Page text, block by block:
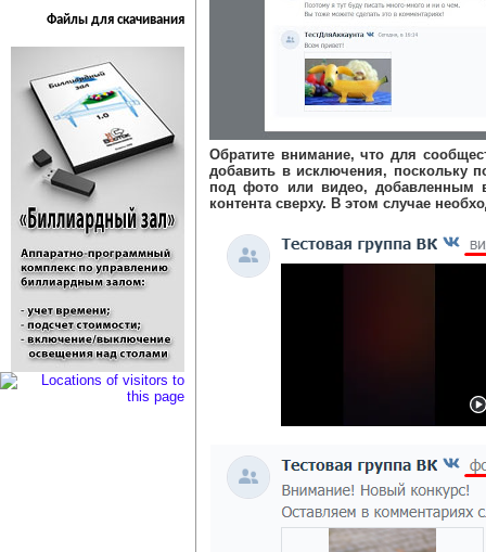
Файлы для скачивания
Обратите внимание, что для
добавить в исключения, поскольку
под фото или видео, добавленным
контента сверху. В этом случае